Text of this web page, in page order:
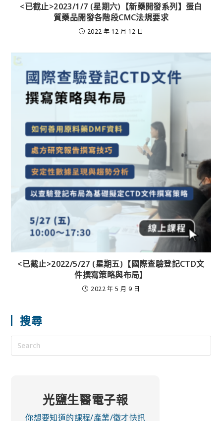
<已截止>2023/1/7 (星期六)【新藥開發系列】蛋白
質藥品開發各階段CMC法規要求
2022 年 12 月 12 日
<已截止>2022/5/27 (星期五)【國際查驗登記CTD文
件撰寫策略與布局】
2022 年 5 月 9 日
搜尋
光鹽生醫電子報
你想要知道的課程/產業/徵才快訊